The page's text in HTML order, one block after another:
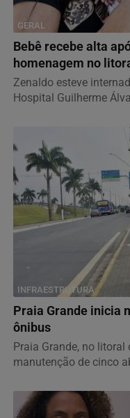
GERAL
Bebê recebe alta
homenagem no
Zenaldo esteve
Hospital Guilherme
INFRAESTRUTURA
Praia Grande inicia
ônibus
Praia Grande, no litoral
manutenção de cinco